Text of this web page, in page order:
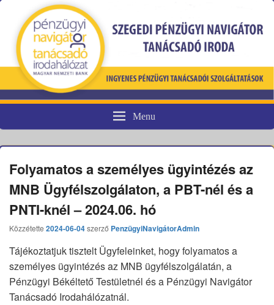
Pénzügyi fogyasztóvédelem
Menu
Folyamatos a személyes ügyintézés az
MNB Ügyfélszolgálaton, a PBT-nél és a
PNTI-knél – 2024.06. hó
Közzétette 2024-06-04szerző PenzügyiNavigátorAdmin
Tájékoztatjuk tisztelt Ügyfeleinket, hogy folyamatos a
személyes ügyintézés az MNB ügyfélszolgálatán, a
Pénzügyi Békéltető Testületnél és a Pénzügyi Navigátor
Tanácsadó Irodahálózatnál.